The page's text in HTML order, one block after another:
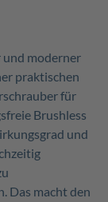
moderner
praktischen
für
Brushless
und
Das macht den